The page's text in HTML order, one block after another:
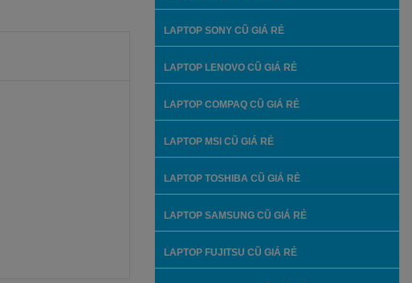
LAPTOP SONY CŨ GIÁ RẺ
LAPTOP LENOVO CŨ GIÁ RẺ
LAPTOP COMPAQ CŨ GIÁ RẺ
LAPTOP MSI CŨ GIÁ RẺ
LAPTOP TOSHIBA CŨ GIÁ RẺ
LAPTOP SAMSUNG CŨ GIÁ RẺ
LAPTOP FUJITSU CŨ GIÁ RẺ